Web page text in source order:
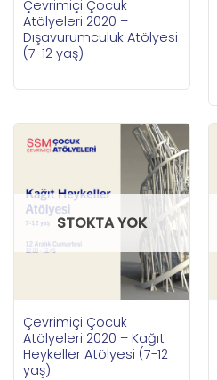
Çevrimiçi Çocuk
Atölyeleri 2020 –
Dışavurumculuk Atölyesi
(7-12 yaş)
STOKTA YOK
Çevrimiçi Çocuk
Atölyeleri 2020 – Kağıt
Heykeller Atölyesi (7-12
yaş)